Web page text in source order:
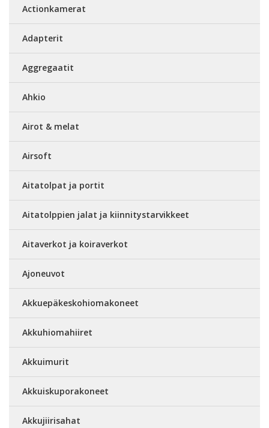
Actionkamerat
Adapterit
Aggregaatit
Ahkio
Airot & melat
Airsoft
Aitatolpat ja portit
Aitatolppien jalat ja kiinnitystarvikkeet
Aitaverkot ja koiraverkot
Ajoneuvot
Akkuepäkeskohiomakoneet
Akkuhiomahiiret
Akkuimurit
Akkuiskuporakoneet
Akkujiirisahat